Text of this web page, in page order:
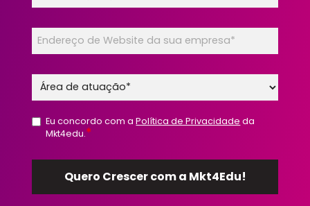
Eu concordo com aPolítica de Privacidade da
Mkt4edu.*